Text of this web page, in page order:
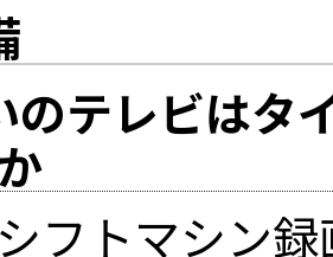
のテレビはタ
フトマシン